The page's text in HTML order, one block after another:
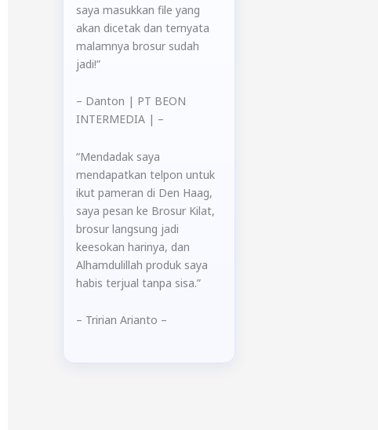
saya masukkan file yang
akan dicetak dan ternyata
malamnya brosur sudah
jadi!”
– Danton | PT BEON
INTERMEDIA | –
“Mendadak saya
mendapatkan telpon untuk
ikut pameran di Den Haag,
saya pesan ke Brosur Kilat,
brosur langsung jadi
keesokan harinya, dan
Alhamdulillah produk saya
habis terjual tanpa sisa.”
– Tririan Arianto –